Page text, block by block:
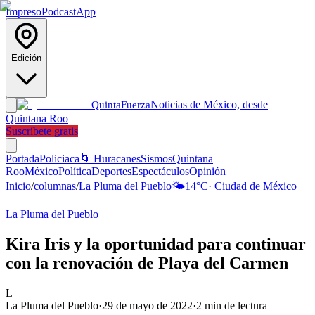
ImpresoPodcastApp
Edición
QuintaFuerzaNoticias de México, desde
Quintana Roo
Suscríbete gratis
PortadaPoliciaca 🌀 HuracanesSismosQuintana
RooMéxicoPolíticaDeportesEspectáculosOpinión
Inicio/columnas/La Pluma del Pueblo🌤️14°C· Ciudad de México
La Pluma del Pueblo
Kira Iris y la oportunidad para continuar
con la renovación de Playa del Carmen
L
La Pluma del Pueblo·29 de mayo de 2022·2 min de lectura